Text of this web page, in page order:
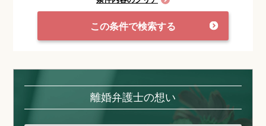
この条件で検索する
離婚弁護士の想い